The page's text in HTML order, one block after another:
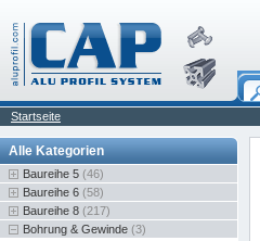
Startseite
Alle Kategorien
Baureihe 5 (46)
Baureihe 6 (58)
Baureihe 8 (217)
Bohrung & Gewinde (3)